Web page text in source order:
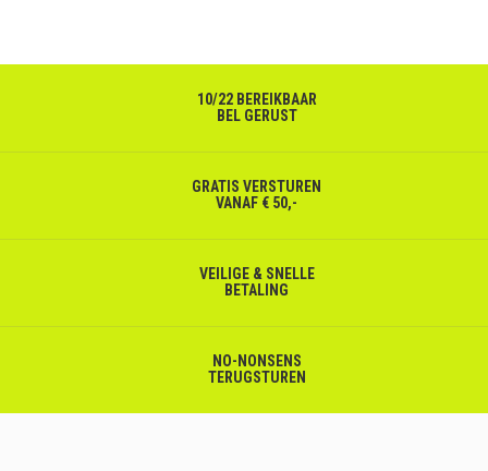
10/22 BEREIKBAAR
BEL GERUST
GRATIS VERSTUREN
VANAF € 50,-
VEILIGE & SNELLE
BETALING
NO-NONSENS
TERUGSTUREN